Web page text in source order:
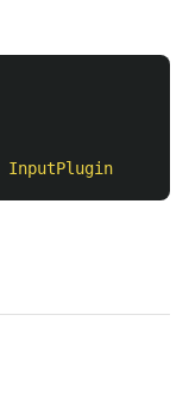
InputPlugin